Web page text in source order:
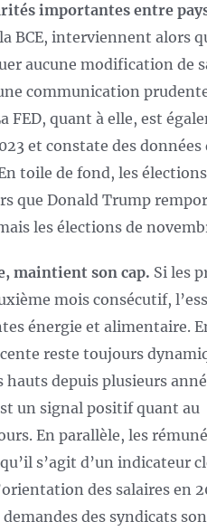
importantes entre
BCE, interviennent alors
aucune modification de
communication
FED, quant à elle, est
et constate des données
toile de fond, les élections
que Donald Trump
les élections de
maintient son cap. Si les
mois consécutif,
énergie et alimentaire.
reste toujours
depuis plusieurs
un signal positif quant au
En parallèle, les
s’agit d’un indicateur
des salaires en
des syndicats